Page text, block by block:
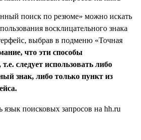
поиск по резюме» можно искать
восклицательного знака
выбрав в подменю «Точная
что эти способы
следует использовать либо
знак, либо только пункт из